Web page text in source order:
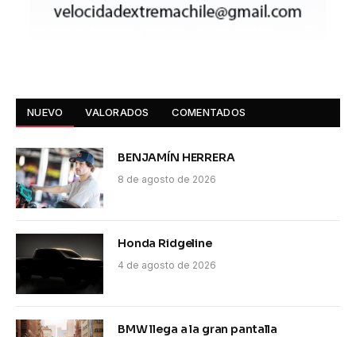
NUEVO VALORADOS COMENTADOS
BENJAMÍN HERRERA
8 de agosto de 2026
Honda Ridgeline
4 de agosto de 2026
BMW llega a la gran pantalla